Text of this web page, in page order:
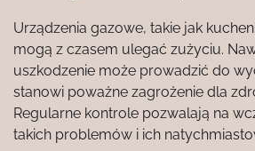
Urządzenia gazowe, takie jak
mogą z czasem ulegać zużyciu.
uszkodzenie może prowadzić do
stanowi poważne zagrożenie dla
Regularne kontrole pozwalają na
takich problemów i ich